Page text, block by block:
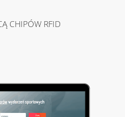
CHIPÓW RFID